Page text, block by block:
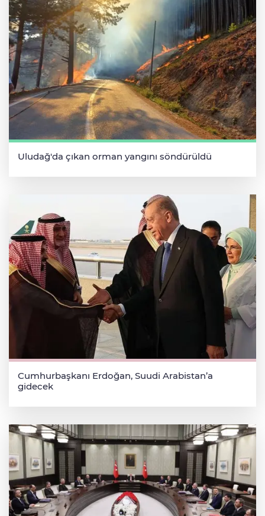
Uludağ'da çıkan orman yangını söndürüldü
Cumhurbaşkanı Erdoğan, Suudi Arabistan’a
gidecek